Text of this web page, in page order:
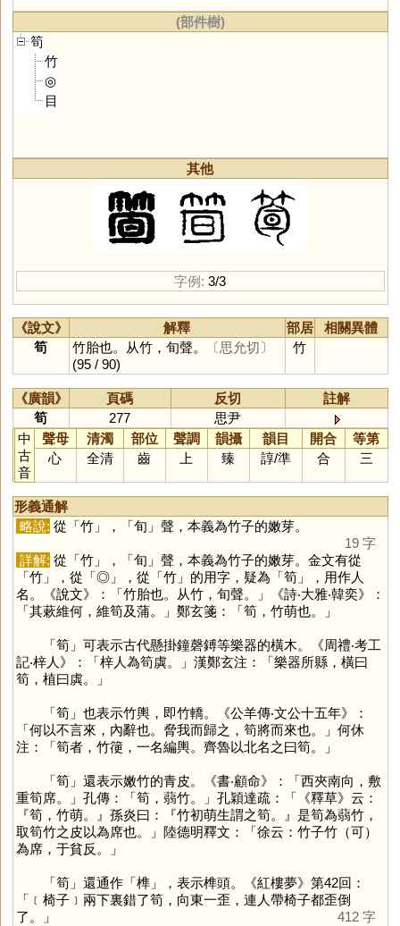
(部件樹)
筍
竹
◎
目
其他
字例: 3/3
《說文》 解釋 部居
相關異體
筍
竹胎也。从竹，旬聲。
〔思允切〕
(95 / 90)
竹
《廣韻》 頁碼 反切
註解
筍
277
思尹
中
古
音
聲母 清濁 部位 聲調 韻攝 韻目 開合
等第
心
全清 齒 上 臻 諄/準 合 三
形義通解
略說: 從「竹」，「旬 」聲，本義為竹子的嫩芽。
19 字
詳解: 從「竹」，「旬 」聲，本義為竹子的嫩芽。金文有從
「竹」，從「◎」，從「竹」的用字，疑為「筍」，用作人
名。《說文》：「竹胎也。从竹，旬聲。」《詩‧大雅‧韓奕》：
「其蔌維何，維筍及蒲。」鄭玄箋：「筍，竹萌也。」
「筍」可表示古代懸掛鐘磬鎛等樂器的橫木。《周禮‧考工
記‧梓人》：「梓人為筍虡。」漢鄭玄注：「樂器所縣，橫曰
筍，植曰虡。」
「筍」也表示竹輿，即竹轎。《公羊傳‧文公十五年》：
「何以不言來，內辭也。脅我而歸之，筍將而來也。」何休
注：「筍者，竹箯，一名編輿。齊魯以北名之曰筍。」
「筍」還表示嫩竹的青皮。《書‧顧命》：「西夾南向，敷
重筍席。」孔傳：「筍，蒻竹。」孔穎達疏：「《釋草》云：
『筍，竹萌。』孫炎曰：『竹初萌生謂之筍。』是筍為蒻竹，
取筍竹之皮以為席也。」陸德明釋文：「徐云：竹子竹（可）
為席，于貧反。」
「筍」還通作「榫」，表示榫頭。《紅樓夢》第42回：
「﹝椅子﹞兩下裏錯了筍，向東一歪，連人帶椅子都歪倒
了。」
412 字